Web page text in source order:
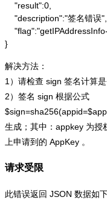
    "result":0,
    "description":"签名错误",
}
解决方法：
1）请检查 sign 签名计算是
2）签名 sign 根据公式
生成；其中：appkey 为授
上申请到的 AppKey 。
请求受限
此错误返回 JSON 数据如下